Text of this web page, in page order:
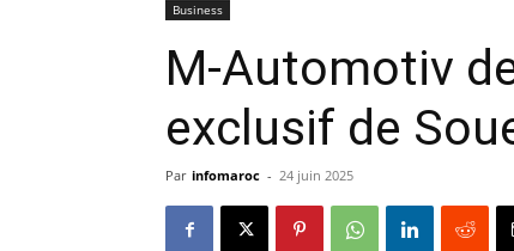
Business
M-Automotiv
exclusif de
Par infomaroc - 24 juin 2025